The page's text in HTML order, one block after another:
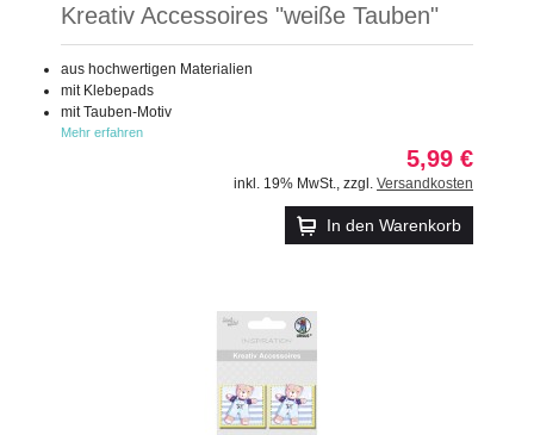
Kreativ Accessoires "weiße Tauben"
aus hochwertigen Materialien
mit Klebepads
mit Tauben-Motiv
Mehr erfahren
5,99 €
inkl. 19% MwSt. zzgl. Versandkosten
In den Warenkorb